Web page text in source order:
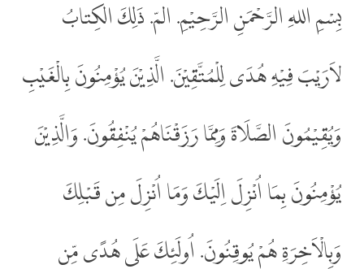
بِسْمِ اللهِ الرَّحْمَنِ الرَّحِيْمِ. المّ. ذَلِكَ الكِتابُ
لاَرَيْبَ فِيْهِ هُدَى لِلْمُتَّقِيْنَ. الَّذِيْنَ يُؤْمِنُونَ بِالْغَيْبِ
وَيُقِيْمُونَ الصَّلَاةَ وَمِمَّا رَزَقْنَاهُمْ يُنْفِقُونَ. وَالَّذِيْنَ
يُؤْمِنُونَ بِمَا اُنْزِلَ اِلَيْكَ وَمَا اُنْزِلَ مِن قَبْلِكَ
وَبِالْاَخِرَةِ هُمْ يُوقِنُونَ. اُولَئِكَ عَلَى هُدًى مِّن